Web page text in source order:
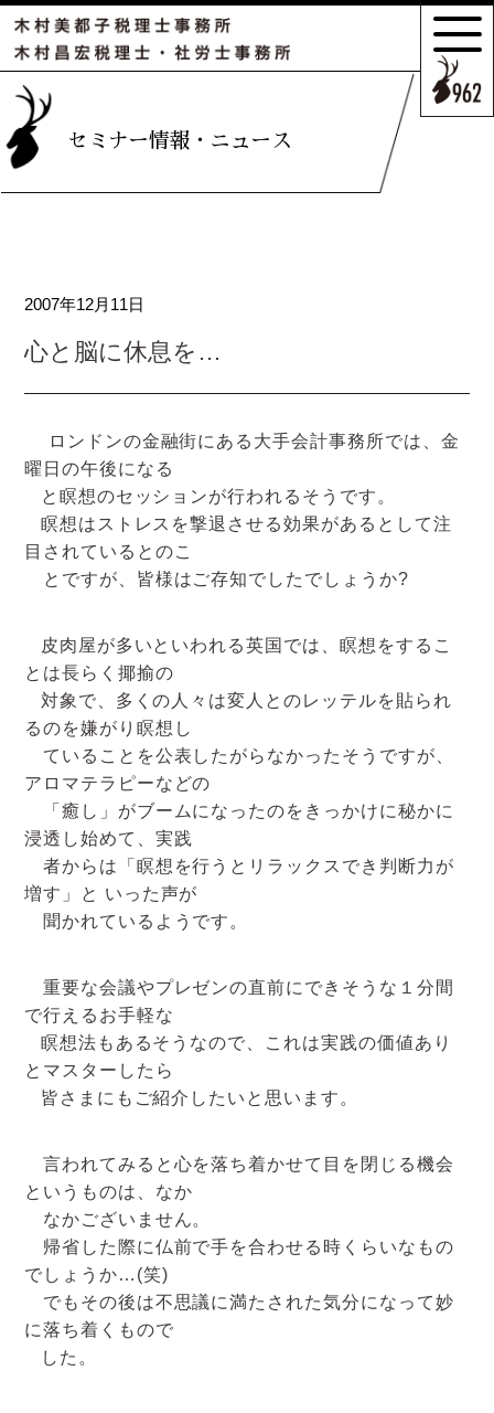
セミナー情報・ニュース
2007年12月11日
心と脳に休息を…
ロンドンの金融街にある大手会計事務所では、金
曜日の午後になる
と瞑想のセッションが行われるそうです。
瞑想はストレスを撃退させる効果があるとして注
目されているとのこ
とですが、皆様はご存知でしたでしょうか?
皮肉屋が多いといわれる英国では、瞑想をするこ
とは長らく揶揄の
対象で、多くの人々は変人とのレッテルを貼られ
るのを嫌がり瞑想し
ていることを公表したがらなかったそうですが、
アロマテラピーなどの
「癒し」がブームになったのをきっかけに秘かに
浸透し始めて、実践
者からは「瞑想を行うとリラックスでき判断力が
増す」と いった声が
聞かれているようです。
重要な会議やプレゼンの直前にできそうな１分間
で行えるお手軽な
瞑想法もあるそうなので、これは実践の価値あり
とマスターしたら
皆さまにもご紹介したいと思います。
言われてみると心を落ち着かせて目を閉じる機会
というものは、なか
なかございません。
帰省した際に仏前で手を合わせる時くらいなもの
でしょうか…(笑)
でもその後は不思議に満たされた気分になって妙
に落ち着くもので
した。
相続の
アクセスマップ
お電話・